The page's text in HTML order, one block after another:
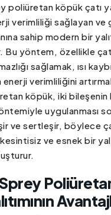
poliüretan köpük çatı
verimliliği sağlayan ve
sahip modern bir
Bu yöntem, özellikle
sağlamak, ısı
enerji verimliliğini
köpük, iki bileşenin
uygulanması
ve sertleşir, böylece
ve esnek bir